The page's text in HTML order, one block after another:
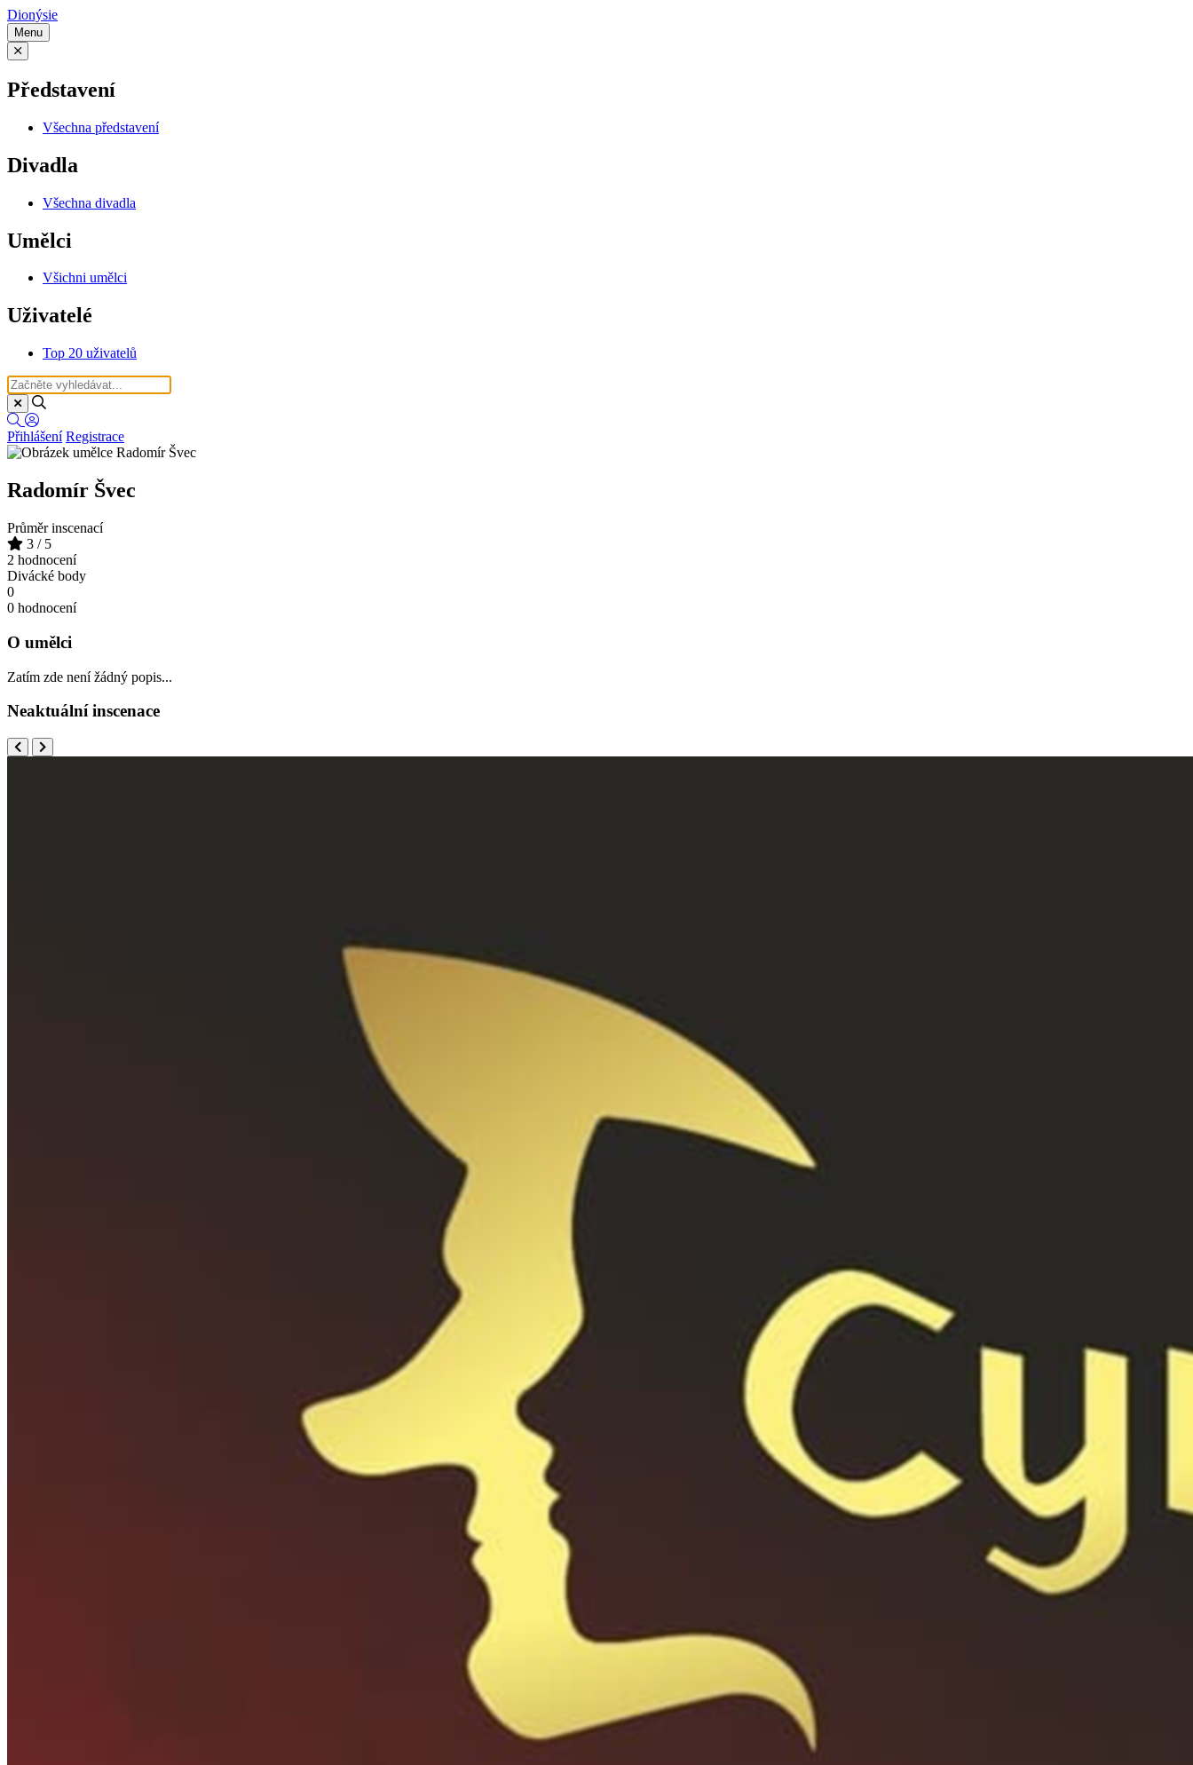
Dionýsie
Menu
Představení
Všechna představení
Divadla
Všechna divadla
Umělci
Všichni umělci
Uživatelé
Top 20 uživatelů
Přihlášení Registrace
Radomír Švec
Průměr inscenací
3 / 5
2 hodnocení
Divácké body
0
0 hodnocení
O umělci
Zatím zde není žádný popis...
Neaktuální inscenace